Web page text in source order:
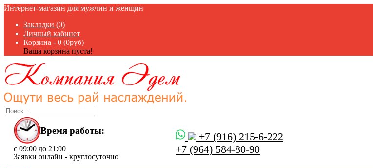
Интернет-магазин для мужчин и женщин
Закладки (0)
Личный кабинет
Корзина - 0 (0руб)
Ваша корзина пуста!
Время работы:
с 09:00 до 21:00
Заявки онлайн - круглосуточно
+7 (916) 215-6-222
+7 (964) 584-80-90